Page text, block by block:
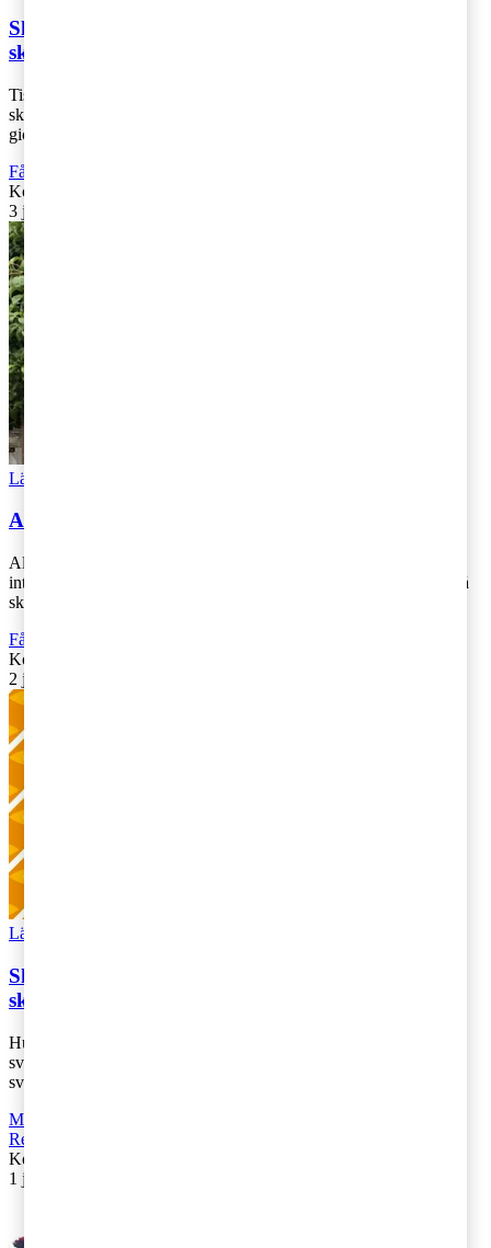
Skattetema i Almedalen - behovet av en större
skattereform
Tisdagsförmiddagen under Almedalsveckan brukar PwC viga åt
skattefrågor, så också i år. Under dagens första seminarium, som
gick under namnet “Röster [...]
Fåmansföretag
Kontakta
3 juli 2019
Läs Artikeln
Almedalen – behov av skatteförändringar
Allt fler röster höjs för att reformera olika skatteområden. I denna
intervju ger Rune Andersson, grundare av Mellby Gård, sin syn på
skillnaden i bes [...]
Fåmansföretag
Kontakta
2 juli 2019
Läs Artikeln
Skattebarometern 2019: Dags för omstart av
skattesystemet
Hur vill svenska företag att framtidens skatter utformas? För att få
svar på den och andra viktiga skattefrågor har vi intervjuat 375
svenska bolag. H [...]
Moms, tull och punktskatter
Rekommenderad
Kontakta
1 juli 2019